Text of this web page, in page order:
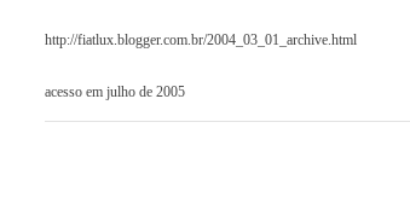
http://fiatlux.blogger.com.br/2004_03_01_archive.html
acesso em julho de 2005